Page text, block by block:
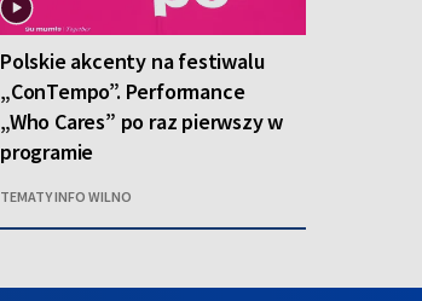
Polskie akcenty na festiwalu
„ConTempo”. Performance
„Who Cares” po raz pierwszy w
programie
TEMATY INFO WILNO